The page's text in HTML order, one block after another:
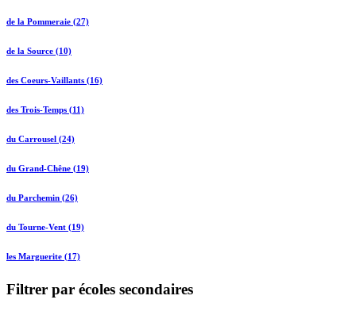
de la Pommeraie (27)
de la Source (10)
des Coeurs-Vaillants (16)
des Trois-Temps (11)
du Carrousel (24)
du Grand-Chêne (19)
du Parchemin (26)
du Tourne-Vent (19)
les Marguerite (17)
Filtrer par écoles secondaires